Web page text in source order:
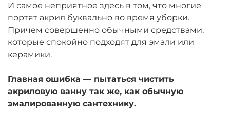
И самое неприятное здесь в том, что многие
портят акрил буквально во время уборки.
Причем совершенно обычными средствами,
которые спокойно подходят для эмали или
керамики.
Главная ошибка — пытаться чистить
акриловую ванну так же, как обычную
эмалированную сантехнику.